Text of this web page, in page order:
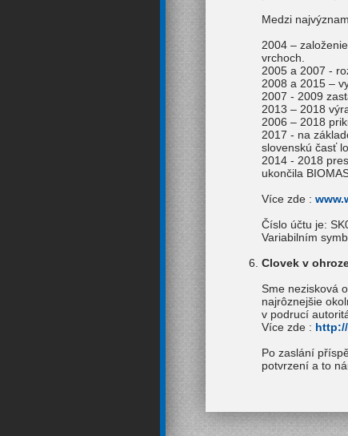
Medzi
2004 –
vrchoch.
2005 a 2007 -
2008 a 2015 –
2007 - 2009
2013 – 2018
2006 – 2018
2017 - na
slovenskú časť
2014 - 2018
ukončila
Více zde :
Číslo účtu je:
Variabilním
Clovek v
Sme nezisková
najrôznejšie
v podrucí
Více zde :
Po zaslání
potvrzení a to